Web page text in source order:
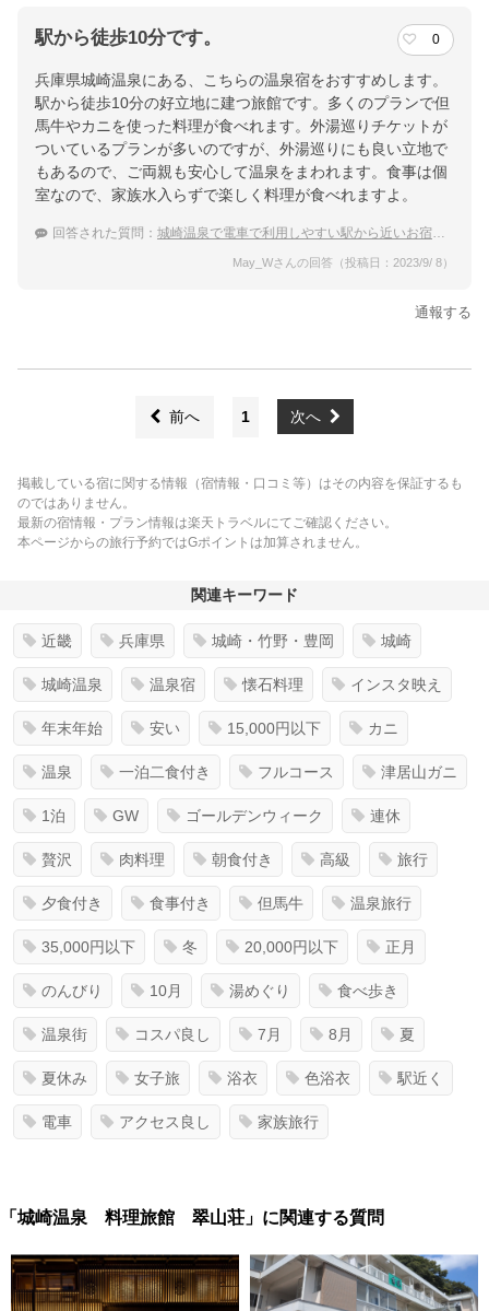
駅から徒歩10分です。 0
兵庫県城崎温泉にある、こちらの温泉宿をおすすめします。
駅から徒歩10分の好立地に建つ旅館です。多くのプランで但
馬牛やカニを使った料理が食べれます。外湯巡りチケットが
ついているプランが多いのですが、外湯巡りにも良い立地で
もあるので、ご両親も安心して温泉をまわれます。食事は個
室なので、家族水入らずで楽しく料理が食べれますよ。
回答された質問： 城崎温泉で電車で利用しやすい駅から近いお宿はありますか。
May_Wさんの回答（投稿日：2023/9/ 8）
通報する
前へ 1 次へ
掲載している宿に関する情報（宿情報・口コミ等）はその内容を保証するも
のではありません。
最新の宿情報・プラン情報は楽天トラベルにてご確認ください。
本ページからの旅行予約ではGポイントは加算されません。
関連キーワード
近畿 兵庫県 城崎・竹野・豊岡 城崎
城崎温泉 温泉宿 懐石料理 インスタ映え
年末年始 安い 15,000円以下 カニ
温泉 一泊二食付き フルコース 津居山ガニ
1泊 GW ゴールデンウィーク 連休
贅沢 肉料理 朝食付き 高級 旅行
夕食付き 食事付き 但馬牛 温泉旅行
35,000円以下 冬 20,000円以下 正月
のんびり 10月 湯めぐり 食べ歩き
温泉街 コスパ良し 7月 8月 夏
夏休み 女子旅 浴衣 色浴衣 駅近く
電車 アクセス良し 家族旅行
「城崎温泉 料理旅館 翠山荘」に関連する質問